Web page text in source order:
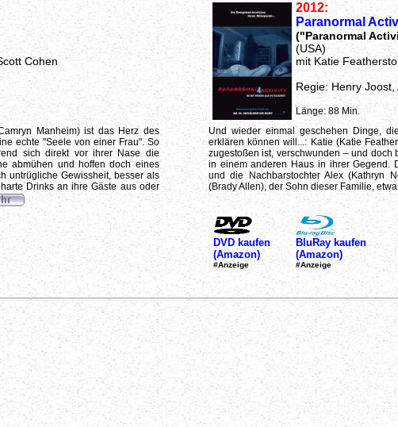
Cohen
Manheim) ist das Herz des
echte "Seele von einer Frau". So
sich direkt vor ihrer Nase die
abmühen und hoffen doch eines
untrügliche Gewissheit, besser als
Drinks an ihre Gäste aus oder
2012:
Paranormal
("Paranormal
(USA)
mit Katie
Regie: Henry Joost,
Länge: 88 Min.
Und wieder einmal geschehen Dinge,
erklären können will...: Katie (Katie
zugestoßen ist, verschwunden – und doch
in einem anderen Haus in ihrer Gegend.
und die Nachbarstochter Alex (Kathryn
(Brady Allen), der Sohn dieser Familie,
DVD kaufen
(Amazon)
#Anzeige
BluRay kaufen
(Amazon)
#Anzeige